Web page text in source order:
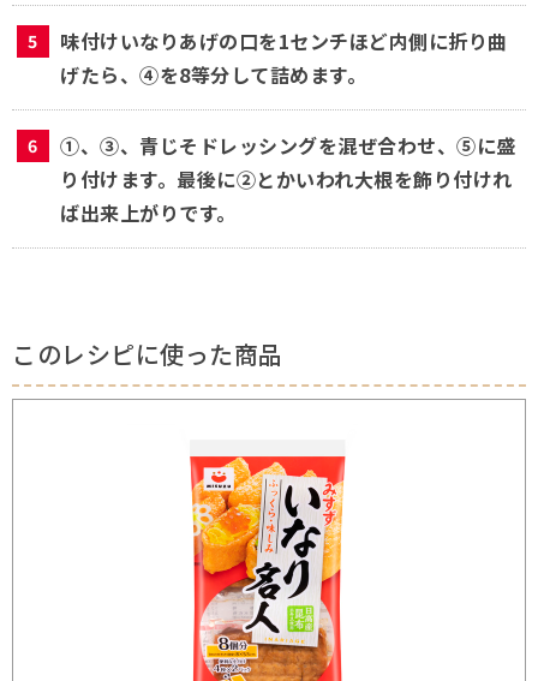
味付けいなりあげの口を1センチほど内側に折り曲
げたら、④を8等分して詰めます。
①、③、青じそドレッシングを混ぜ合わせ、⑤に盛
り付けます。最後に②とかいわれ大根を飾り付けれ
ば出来上がりです。
このレシピに使った商品